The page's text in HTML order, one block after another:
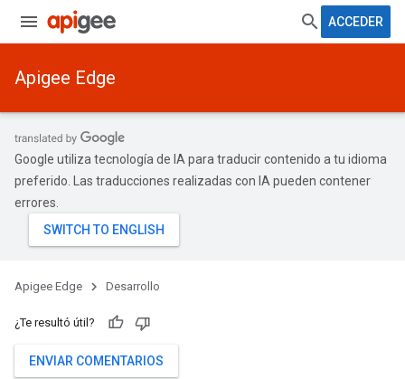
ACCEDER
Apigee Edge
Google utiliza tecnología de IA para traducir contenido a tu idioma
preferido. Las traducciones realizadas con IA pueden contener
errores.
Apigee Edge Desarrollo
¿Te resultó útil?
ENVIAR COMENTARIOS